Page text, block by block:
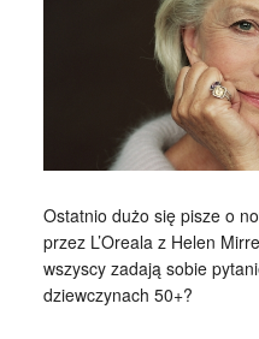
Ostatnio dużo się pisze o
przez L’Oreala z Helen
wszyscy zadają sobie
dziewczynach 50+?